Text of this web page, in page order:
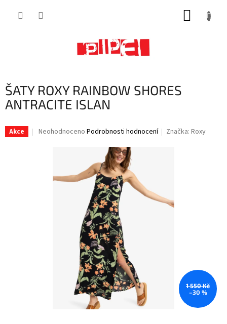
ŠATY ROXY RAINBOW SHORES
ANTRACITE ISLAN
Akce
Průměrné
Neohodnoceno Podrobnosti hodnocení Značka:Roxy
1 550 Kč
–30 %